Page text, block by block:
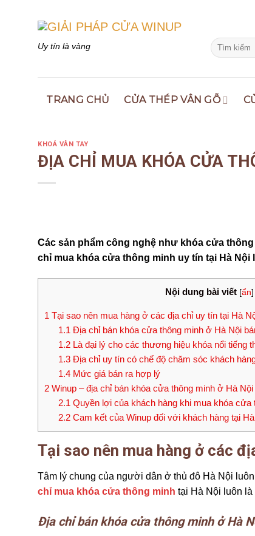
Uy tín là vàng
Search
for:
TRANG CHỦ CỬA THÉP VÂN GỖ
KHOÁ VÂN TAY
ĐỊA CHỈ MUA KHÓA CỬA
Các sản phẩm công nghệ như khóa cửa
chỉ mua khóa cửa thông minh uy tín tại Hà
Nội dung bài viết [ẩn]
1 Tại sao nên mua hàng ở các địa chỉ uy tín tại Hà
1.1 Địa chỉ bán khóa cửa thông minh ở Hà Nội
1.2Là đại lý cho các thương hiệu khóa nổi tiếng
1.3Địa chỉ uy tín có chế độ chăm sóc khách
1.4Mức giá bán ra hợp lý
2 Winup – địa chỉ bán khóa cửa thông minh ở Hà
2.1 Quyền lợi của khách hàng khi mua khóa cửa
2.2Cam kết của Winup đối với khách hàng tại
Tại sao nên mua hàng ở các
Tâm lý chung của người dân ở thủ đô Hà Nội
chỉ mua khóa cửa thông minh tại Hà Nội luôn
Địa chỉ bán khóa cửa thông minh ở Hà